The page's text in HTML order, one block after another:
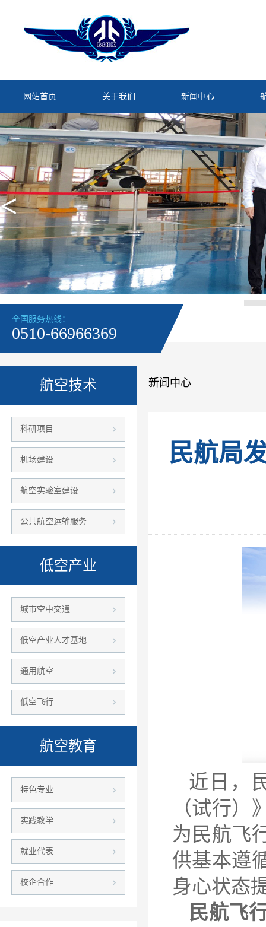
网站首页 关于我们 新闻中心
<
全国服务热线：
0510-66966369
航空技术
科研项目
机场建设
航空实验室建设
公共航空运输服务
低空产业
城市空中交通
低空产业人才基地
通用航空
低空飞行
航空教育
特色专业
实践教学
就业代表
校企合作
新闻中心
民航局
近日，
（试行
为民航飞
供基本遵
身心状态
民航飞